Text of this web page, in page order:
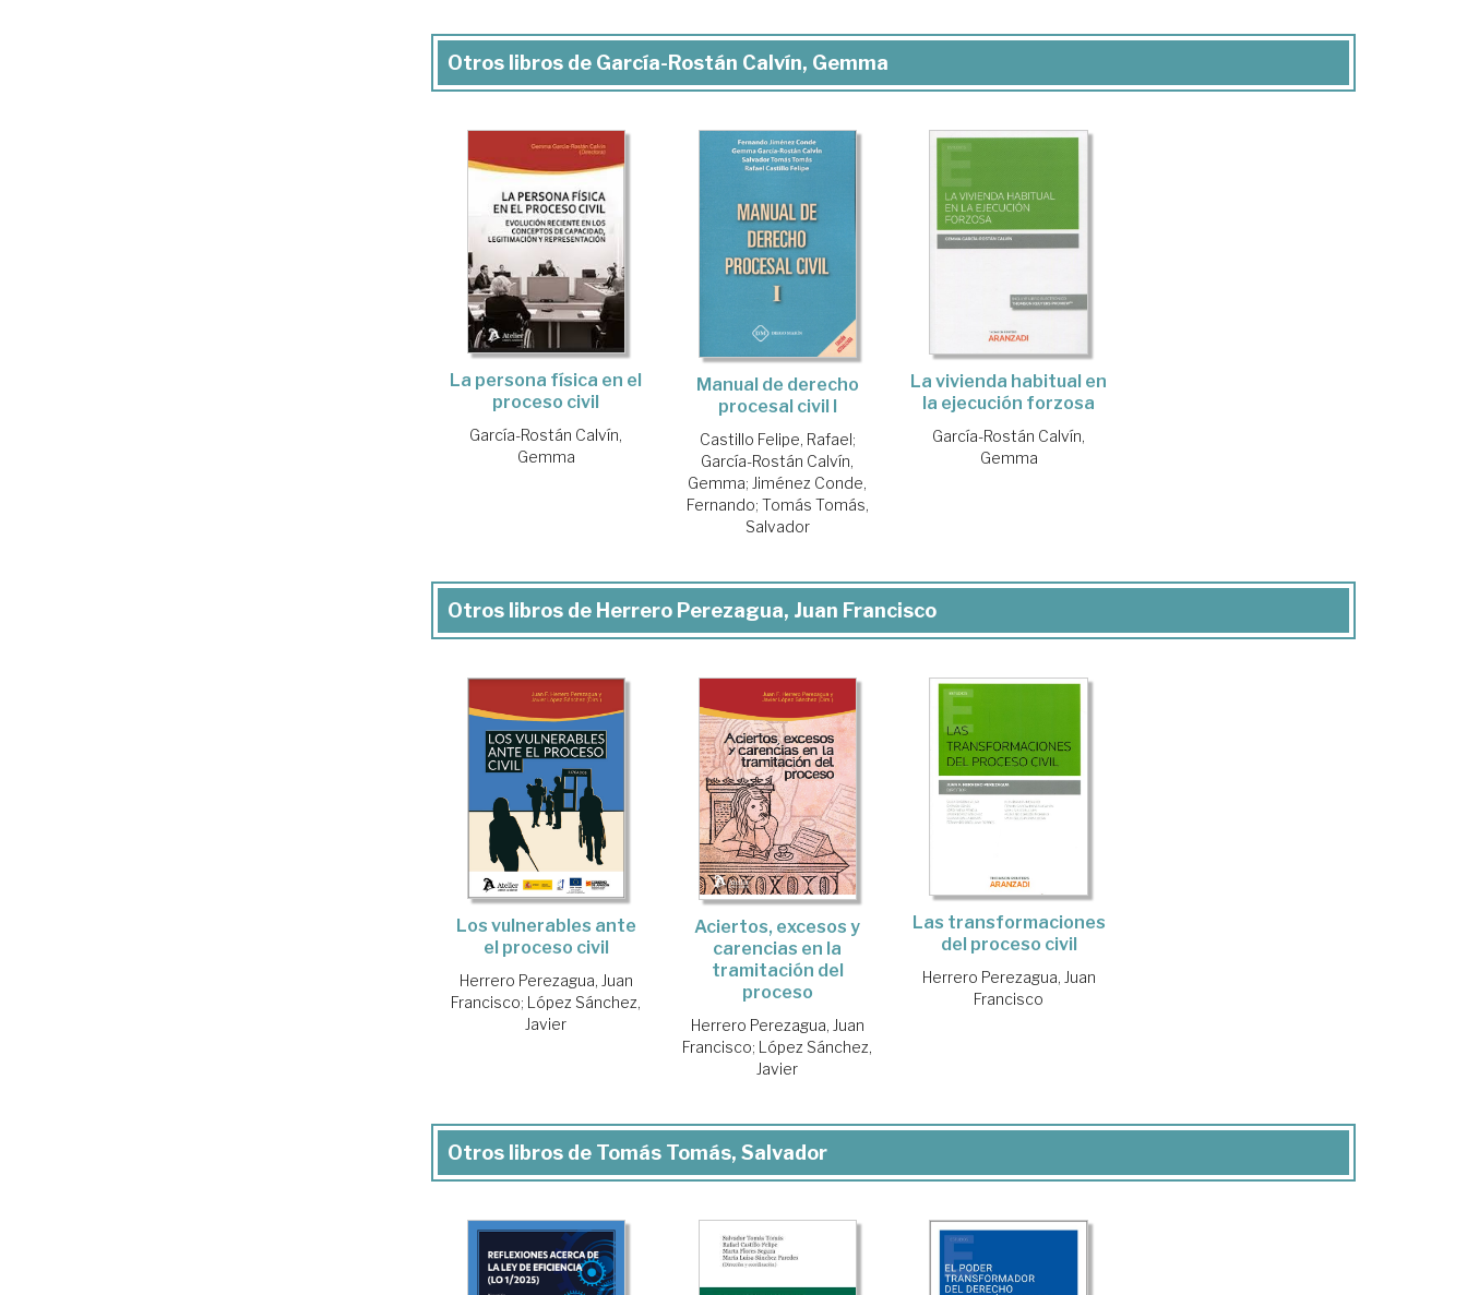
Otros libros de García-Rostán Calvín, Gemma
La persona física en el
proceso civil
García-Rostán Calvín,
Gemma
Manual de derecho
procesal civil I
Castillo Felipe, Rafael;
García-Rostán Calvín,
Gemma; Jiménez Conde,
Fernando; Tomás Tomás,
Salvador
La vivienda habitual en
la ejecución forzosa
García-Rostán Calvín,
Gemma
Otros libros de Herrero Perezagua, Juan Francisco
Los vulnerables ante
el proceso civil
Herrero Perezagua, Juan
Francisco; López Sánchez,
Javier
Aciertos, excesos y
carencias en la
tramitación del
proceso
Herrero Perezagua, Juan
Francisco; López Sánchez,
Javier
Las transformaciones
del proceso civil
Herrero Perezagua, Juan
Francisco
Otros libros de Tomás Tomás, Salvador